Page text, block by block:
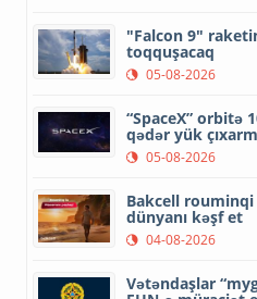
"Falcon 9"
toqquşacaq
05-08-2026
“SpaceX” orbitə
qədər yük
05-08-2026
Bakcell
dünyanı kəşf et
04-08-2026
Vətəndaşlar